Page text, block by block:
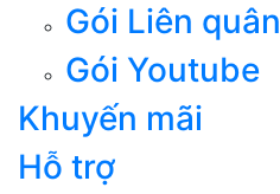
Gói Liên quân
Gói Youtube
Khuyến mãi
Hỗ trợ